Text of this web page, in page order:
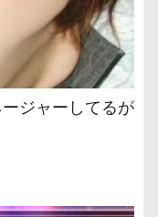
ジャーしてるが